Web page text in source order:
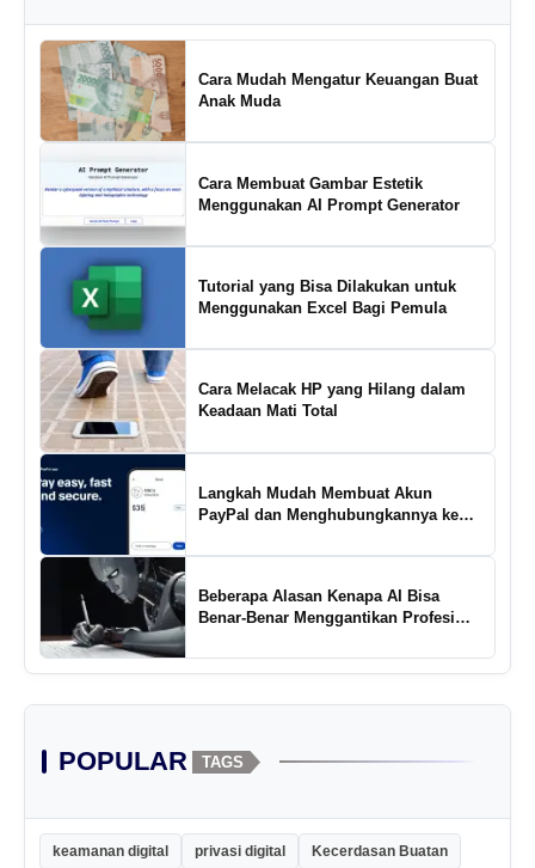
Cara Mudah Mengatur Keuangan Buat
Anak Muda
Cara Membuat Gambar Estetik
Menggunakan AI Prompt Generator
Tutorial yang Bisa Dilakukan untuk
Menggunakan Excel Bagi Pemula
Cara Melacak HP yang Hilang dalam
Keadaan Mati Total
Langkah Mudah Membuat Akun
PayPal dan Menghubungkannya ke
Beberapa Alasan Kenapa AI Bisa
Benar-Benar Menggantikan Profesi
POPULAR TAGS
keamanan digital privasi digital Kecerdasan Buatan